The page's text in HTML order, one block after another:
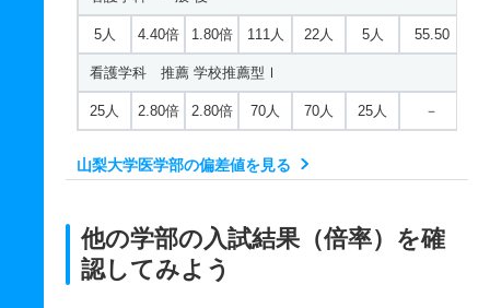
5人 4.40倍 1.80倍 111人 22人 5人 55.50
看護学科 推薦 学校推薦型Ⅰ
25人 2.80倍 2.80倍 70人 70人 25人 －
山梨大学医学部の偏差値を見る
他の学部の入試結果（倍率）を確
認してみよう